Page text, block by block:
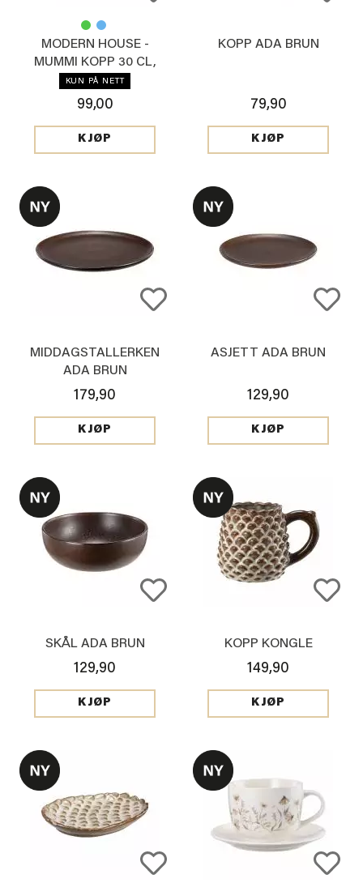
MODERN HOUSE -
MUMMI KOPP 30 CL,
LYSROSA
KUN PÅ NETT
99,00
KJØP
KOPP ADA BRUN
79,90
KJØP
MIDDAGSTALLERKEN
ADA BRUN
179,90
KJØP
ASJETT ADA BRUN
129,90
KJØP
SKÅL ADA BRUN
129,90
KJØP
KOPP KONGLE
149,90
KJØP